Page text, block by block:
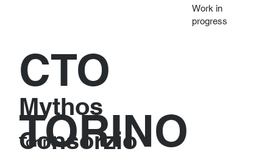
Work in
progress
CTO
TORINO
Torino
Mythos
Consorzio